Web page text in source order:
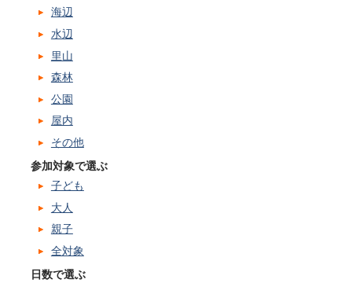
海辺
水辺
里山
森林
公園
屋内
その他
参加対象で選ぶ
子ども
大人
親子
全対象
日数で選ぶ